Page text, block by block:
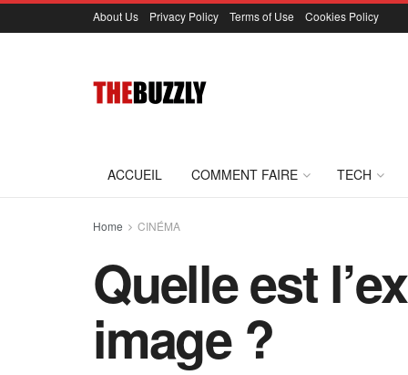
About Us Privacy Policy Terms of Use Cookies Policy
ACCUEIL COMMENT FAIRE TECH
Home CINÉMA
Quelle est
image ?